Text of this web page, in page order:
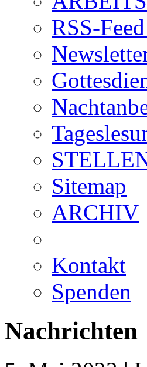
RSS-
Sitemap
ARCHIV
Kontakt
Spenden
Nachrichten